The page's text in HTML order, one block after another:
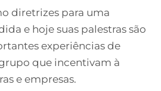
diretrizes para uma
e hoje suas palestras são
experiências de
que incentivam à
e empresas.